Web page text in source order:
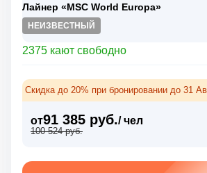
Лайнер «MSC World Europa»
НЕИЗВЕСТНЫЙ
2375 кают свободно
Скидка до 20% при бронировании до 31
от91 385 руб./ чел
100 524 руб.